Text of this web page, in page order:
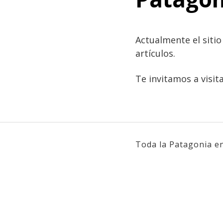
Actualmente el
artículos.
Te invitamos a
Toda la Patagonia